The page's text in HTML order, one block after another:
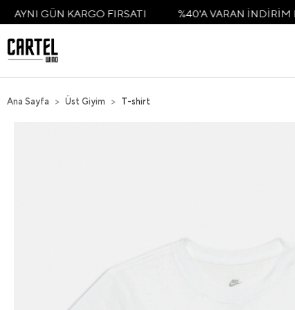
KARGO FIRSATI %40'A VARAN İNDİRİM BAŞLADI
Ana Sayfa Üst Giyim T-shirt